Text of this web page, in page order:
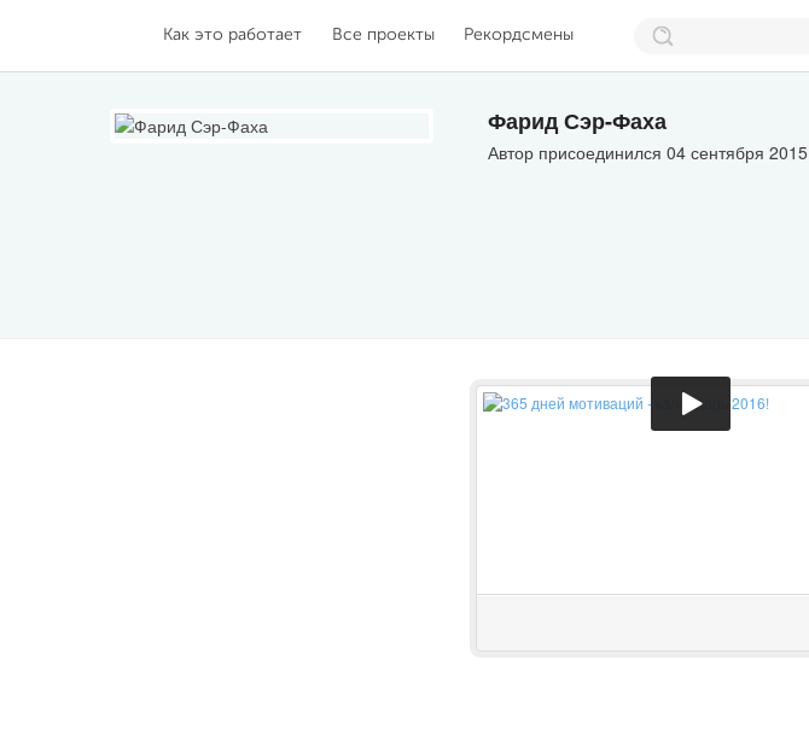
Как это работает Все проекты Рекордсмены
Фарид Сэр-Фаха
Автор присоединился 04 сентября 2015